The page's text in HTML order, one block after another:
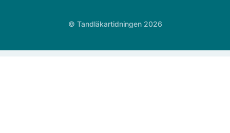
© Tandläkartidningen 2026